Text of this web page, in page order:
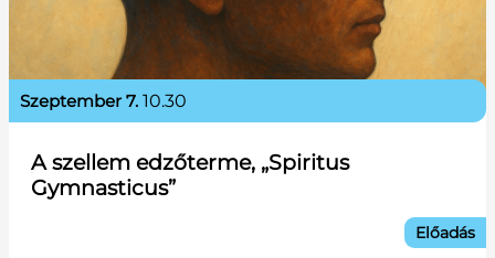
A szellem edzőterme, „Spiritus
Gymnasticus”
szeptember 7. 10.30
Előadás